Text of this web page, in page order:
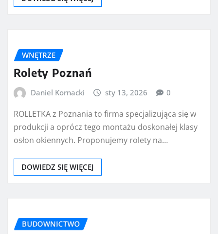
WNĘTRZE
Rolety Poznań
Daniel Kornacki sty 13, 2026 0
ROLLETKA z Poznania to firma specjalizująca się w
produkcji a oprócz tego montażu doskonałej klasy
osłon okiennych. Proponujemy rolety na…
DOWIEDZ SIĘ WIĘCEJ
BUDOWNICTWO